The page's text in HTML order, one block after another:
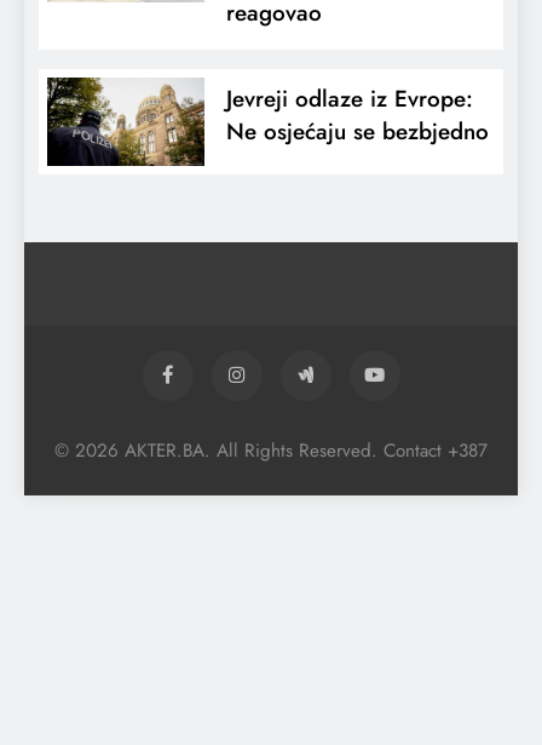
reagovao
Jevreji odlaze iz Evrope:
Ne osjećaju se bezbjedno
© 2026 AKTER.BA. All Rights Reserved. Contact +387